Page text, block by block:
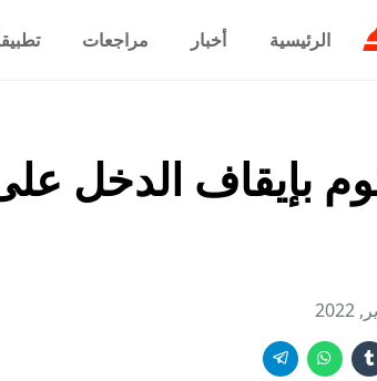
الرئيسية أخبار مراجعات
بإيقاف الدخل